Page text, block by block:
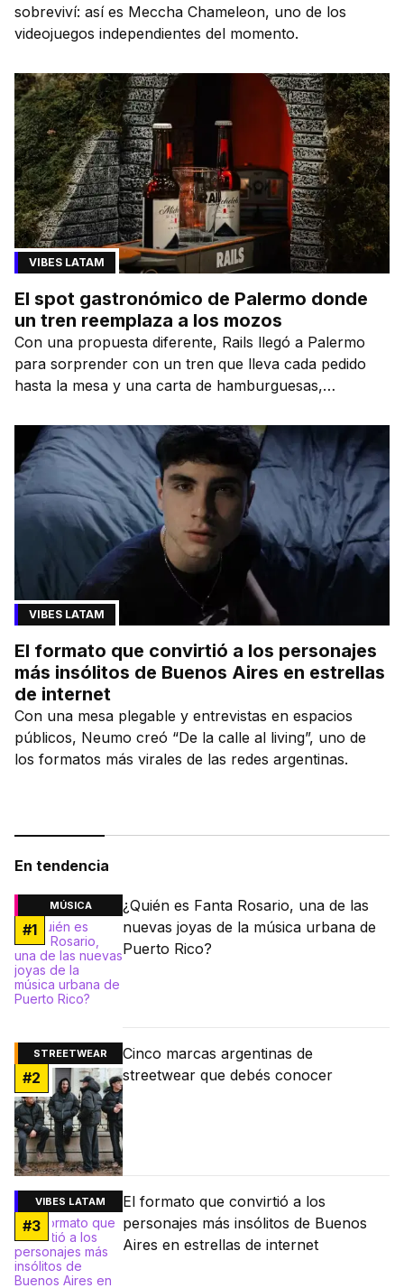
sobreviví: así es Meccha Chameleon, uno de los
videojuegos independientes del momento.
VIBES LATAM
El spot gastronómico de Palermo donde
un tren reemplaza a los mozos
Con una propuesta diferente, Rails llegó a Palermo
para sorprender con un tren que lleva cada pedido
hasta la mesa y una carta de hamburguesas,
VIBES LATAM
El formato que convirtió a los personajes
más insólitos de Buenos Aires en estrellas
de internet
Con una mesa plegable y entrevistas en espacios
públicos, Neumo creó “De la calle al living”, uno de
los formatos más virales de las redes argentinas.
En tendencia
MÚSICA
#1
¿Quién es Fanta Rosario, una de las
nuevas joyas de la música urbana de
Puerto Rico?
STREETWEAR
#2
Cinco marcas argentinas de
streetwear que debés conocer
VIBES LATAM
#3
El formato que convirtió a los
personajes más insólitos de Buenos
Aires en estrellas de internet